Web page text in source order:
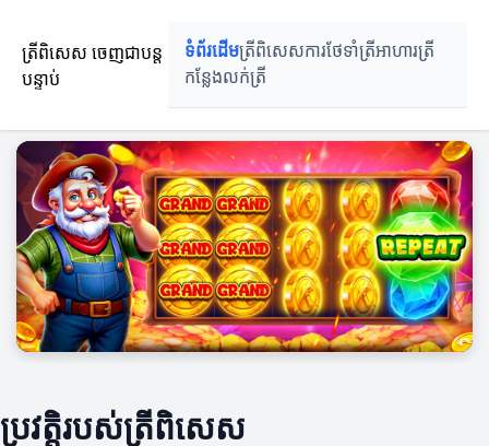
ត្រីពិសេស ចេញជាបន្ត
បន្ទាប់
ទំព័រដើមត្រីពិសេសការថែទាំត្រីអាហារត្រី
កន្លែងលក់ត្រី
ប្រវត្តិរបស់ត្រីពិសេស